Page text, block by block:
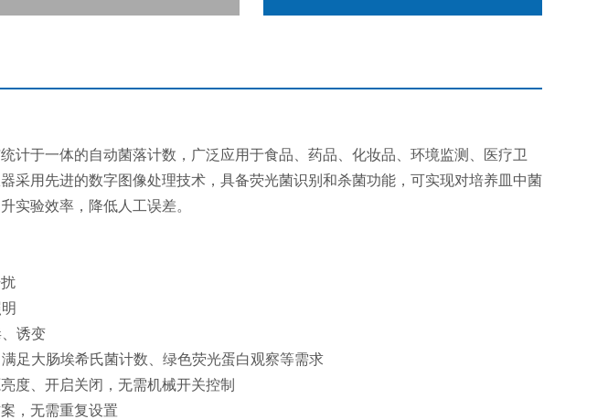
计于一体的自动菌落计数，广泛应用于食品、药品、化妆品、环境监测、医疗卫
采用先进的数字图像处理技术，具备荧光菌识别和杀菌功能，可实现对培养皿中菌
实验效率，降低人工误差。
诱变
足大肠埃希氏菌计数、绿色荧光蛋白观察等需求
度、开启关闭，无需机械开关控制
，无需重复设置